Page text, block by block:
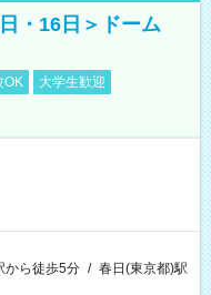
・16日＞ドーム
OK
大学生歓迎
から徒歩5分 / 春日(東京都)駅